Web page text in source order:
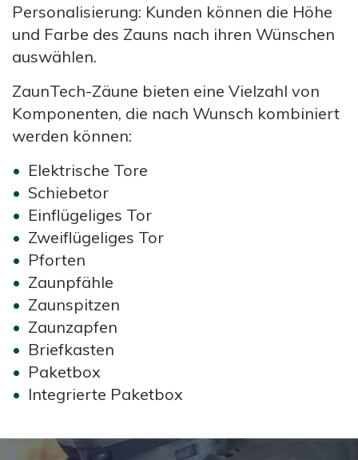
Personalisierung: Kunden können die Höhe
und Farbe des Zauns nach ihren Wünschen
auswählen.
ZaunTech-Zäune bieten eine Vielzahl von
Komponenten, die nach Wunsch kombiniert
werden können:
Elektrische Tore
Schiebetor
Einflügeliges Tor
Zweiflügeliges Tor
Pforten
Zaunpfähle
Zaunspitzen
Zaunzapfen
Briefkasten
Paketbox
Integrierte Paketbox